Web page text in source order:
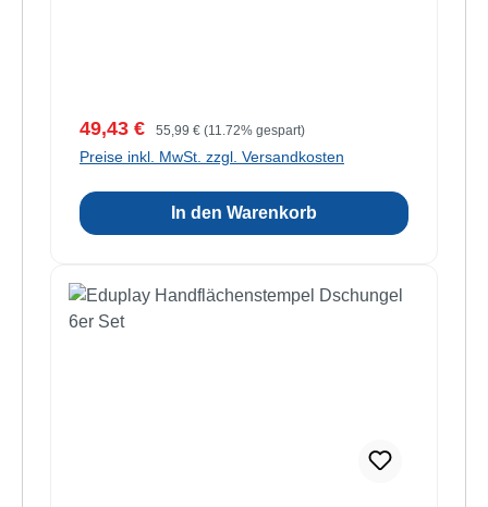
Verkaufspreis:
49,43 € Regulärer Preis:
55,99 € (11.72% gespart)
Preise inkl. MwSt. zzgl. Versandkosten
In den Warenkorb